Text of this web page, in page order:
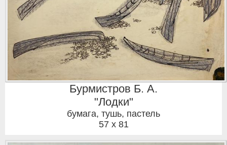
Бурмистров Б. А.
"Лодки"
бумага, тушь, пастель
57 x 81